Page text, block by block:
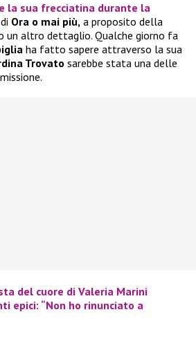
e la sua frecciatina durante la
di Ora o mai più, a proposito della
un altro dettaglio. Qualche giorno fa
ha fatto sapere attraverso la sua
Trovato sarebbe stata una delle
del cuore di Valeria Marini
epici: “Non ho rinunciato a